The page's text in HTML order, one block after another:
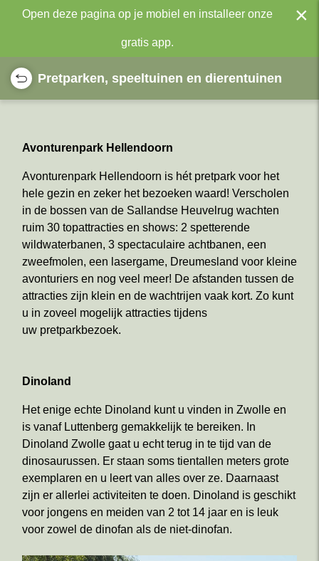
Open deze pagina op je mobiel en installeer onze
gratis app.
×
Pretparken, speeltuinen en dierentuinen
Avonturenpark Hellendoorn
Avonturenpark Hellendoorn is hét pretpark voor het
hele gezin en zeker het bezoeken waard! Verscholen
in de bossen van de Sallandse Heuvelrug wachten
ruim 30 topattracties en shows: 2 spetterende
wildwaterbanen, 3 spectaculaire achtbanen, een
zweefmolen, een lasergame, Dreumesland voor kleine
avonturiers en nog veel meer! De afstanden tussen de
attracties zijn klein en de wachtrijen vaak kort. Zo kunt
u in zoveel mogelijk attracties tijdens
uw pretparkbezoek.
Dinoland
Het enige echte Dinoland kunt u vinden in Zwolle en
is vanaf Luttenberg gemakkelijk te bereiken. In
Dinoland Zwolle gaat u echt terug in te tijd van de
dinosaurussen. Er staan soms tientallen meters grote
exemplaren en u leert van alles over ze. Daarnaast
zijn er allerlei activiteiten te doen. Dinoland is geschikt
voor jongens en meiden van 2 tot 14 jaar en is leuk
voor zowel de dinofan als de niet-dinofan.